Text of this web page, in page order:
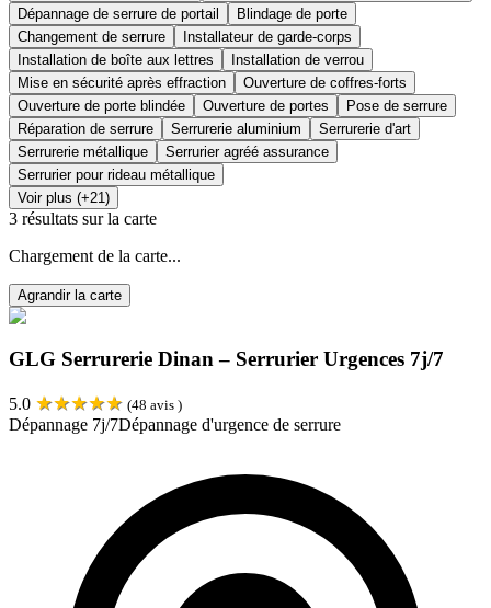
Dépannage de serrure de portail
Blindage de porte
Changement de serrure
Installateur de garde-corps
Installation de boîte aux lettres
Installation de verrou
Mise en sécurité après effraction
Ouverture de coffres-forts
Ouverture de porte blindée
Ouverture de portes
Pose de serrure
Réparation de serrure
Serrurerie aluminium
Serrurerie d'art
Serrurerie métallique
Serrurier agréé assurance
Serrurier pour rideau métallique
Voir plus (+21)
3 résultats sur la carte
Chargement de la carte...
Agrandir la carte
GLG Serrurerie Dinan – Serrurier Urgences 7j/7
5.0 ★★★★★ (48 avis )
Dépannage 7j/7Dépannage d'urgence de serrure